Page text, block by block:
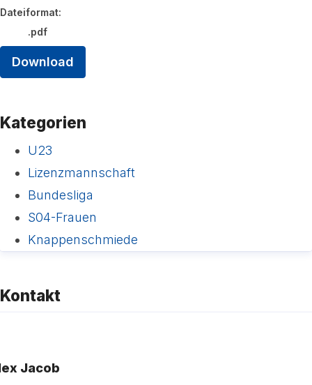
Dateiformat:
.pdf
Download
Kategorien
U23
Lizenzmannschaft
Bundesliga
S04-Frauen
Knappenschmiede
Kontakt
Jacob